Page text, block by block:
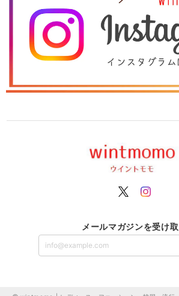
メールマガジンを受け